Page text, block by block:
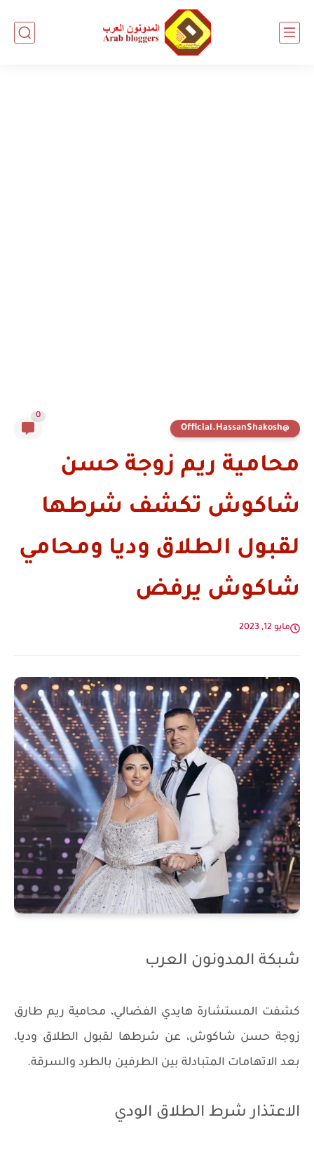
@Official.HassanShakosh
0
محامية ريم زوجة حسن
شاكوش تكشف شرطها
لقبول الطلاق وديا ومحامي
شاكوش يرفض
مايو 12, 2023
شبكة المدونون العرب
كشفت المستشارة هايدي الفضالي، محامية ريم طارق
زوجة حسن شاكوش، عن شرطها لقبول الطلاق وديا،
بعد الاتهامات المتبادلة بين الطرفين بالطرد والسرقة.
الاعتذار شرط الطلاق الودي